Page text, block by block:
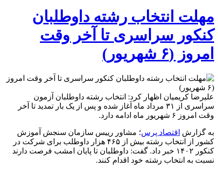
مهلت انتخاب رشته داوطلبان
کنکور سراسری تا آخر وقت
امروز (۶ شهریور)
علیرضا کریمیان اظهار کرد: انتخاب رشته داوطلبان آزمون
سراسری از ۳۱ مرداد ماه آغاز شده و پس از یک ‌بار تمدید تا آخر
وقت امروز ۶ شهریور ماه ادامه دارد.
به گزارش اقتصاد پرس؛ مشاور رییس سازمان سنجش آموزش
کشور از انتخاب رشته بیش از ۴۶۵ هزار داوطلب برای شرکت در
کنکور ۱۴۰۲ خبر داد. گفت: داوطلبان تا پایان امشب فرصت دارند
نسبت به انتخاب رشته خود اقدام کنند.